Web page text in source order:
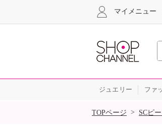
マイメニュー
ジュエリー ファ
SALE
TOPページ > SCピ